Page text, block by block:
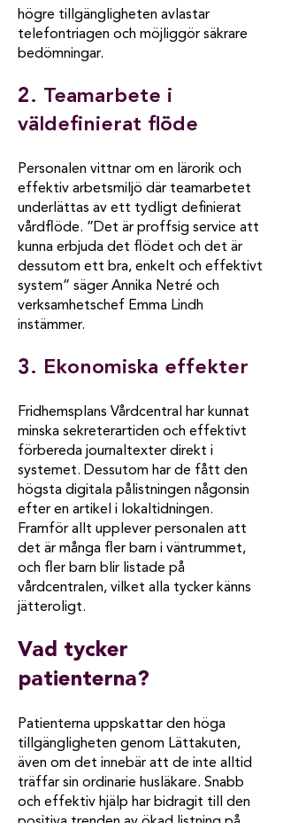
högre tillgängligheten avlastar
telefontriagen och möjliggör säkrare
bedömningar.
2. Teamarbete i
väldefinierat flöde
Personalen vittnar om en lärorik och
effektiv arbetsmiljö där teamarbetet
underlättas av ett tydligt definierat
vårdflöde. ”Det är proffsig service att
kunna erbjuda det flödet och det är
dessutom ett bra, enkelt och effektivt
system” säger Annika Netré och
verksamhetschef Emma Lindh
instämmer.
3. Ekonomiska effekter
Fridhemsplans Vårdcentral har kunnat
minska sekreterartiden och effektivt
förbereda journaltexter direkt i
systemet. Dessutom har de fått den
högsta digitala pålistningen någonsin
efter en artikel i lokaltidningen.
Framför allt upplever personalen att
det är många fler barn i väntrummet,
och fler barn blir listade på
vårdcentralen, vilket alla tycker känns
jätteroligt.
Vad tycker
patienterna?
Patienterna uppskattar den höga
tillgängligheten genom Lättakuten,
även om det innebär att de inte alltid
träffar sin ordinarie husläkare. Snabb
och effektiv hjälp har bidragit till den
positiva trenden av ökad listning på